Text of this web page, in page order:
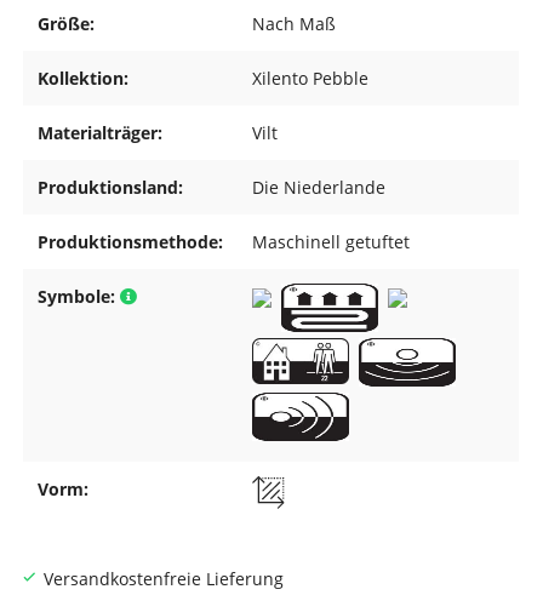
Versandkostenfreie Lieferung
Größe: Nach Maß
Kollektion: Xilento Pebble
Materialträger: Vilt
Produktionsland: Die Niederlande
Produktionsmethode: Maschinell getuftet
Symbole:
Vorm: